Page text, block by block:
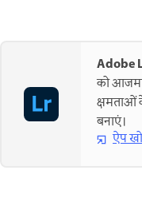
Adobe
को
क्षमताओं
बनाएं।
ऐप